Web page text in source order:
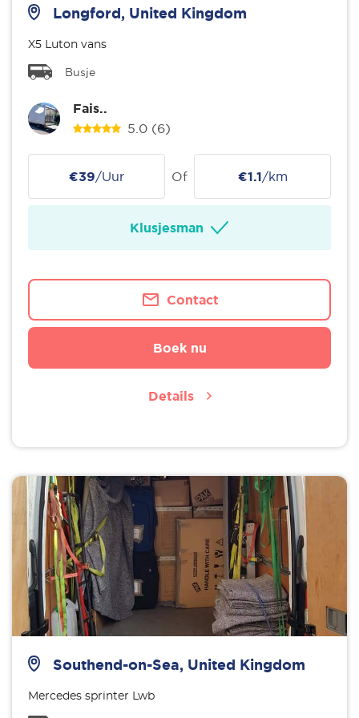
Longford, United Kingdom
X5 Luton vans
Busje
Fais..
5.0 (6)
€39/Uur Of €1.1/km
Klusjesman
Contact
Boek nu
Details
Southend-on-Sea, United Kingdom
Mercedes sprinter Lwb